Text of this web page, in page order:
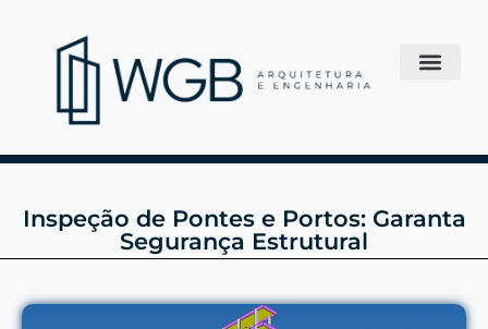
Inspeção de Pontes e Portos: Garanta
Segurança Estrutural